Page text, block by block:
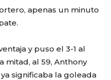
apenas un minuto
y puso el 3-1 al
mitad, al 59, Anthony
significaba la goleada